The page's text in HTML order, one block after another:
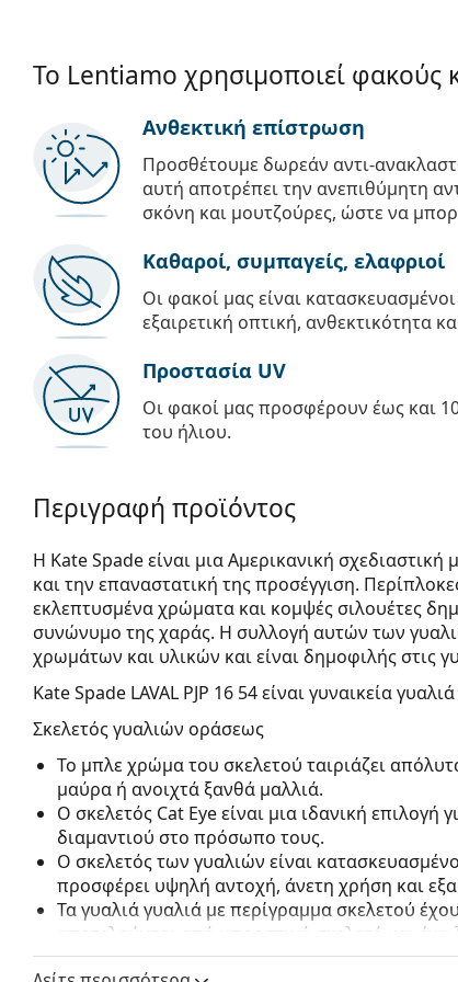
Το Lentiamo χρησιμοποιεί φακούς
Ανθεκτική επίστρωση
Προσθέτουμε δωρεάν αντι-
αυτή αποτρέπει την ανεπιθύμητη
σκόνη και μουτζούρες, ώστε να
Καθαροί, συμπαγείς, ελαφριοί
Οι φακοί μας είναι
εξαιρετική οπτική, ανθεκτικότητα
Προστασία UV
Οι φακοί μας προσφέρουν έως και
του ήλιου.
Περιγραφή προϊόντος
Η Kate Spade είναι μια Αμερικανική
και την επαναστατική της προσέγγιση.
εκλεπτυσμένα χρώματα και κομψές σιλουέτες
συνώνυμο της χαράς. Η συλλογή αυτών των
χρωμάτων και υλικών και είναι δημοφιλής στις
Kate Spade LAVAL PJP 16 54είναι γυναικεία
Σκελετός γυαλιών οράσεως
Το μπλε χρώμα του σκελετού ταιριάζει
μαύρα ή ανοιχτά ξανθά μαλλιά.
Ο σκελετός Cat Eye είναι μια ιδανική
διαμαντιού στο πρόσωπο τους.
Ο σκελετός των γυαλιών είναι
προσφέρει υψηλή αντοχή, άνετη χρήση και
Τα γυαλιά γυαλιά με περίγραμμα σκελετού
αποτελούνται από μπροστινό σκελετό και
συμπληρώσουν το στυλ σας χάρη στον